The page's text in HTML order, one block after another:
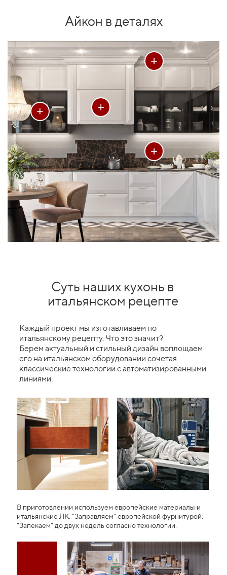
Айкон в деталях
+
+
+
+
Суть наших кухонь в
итальянском рецепте
Каждый проект мы изготавливаем по
итальянскому рецепту. Что это значит?
Берем актуальный и стильный дизайн воплощаем
его на итальянском оборудовании сочетая
классические технологии с автоматизированными
линиями.
В приготовлении используем европейские материалы и
итальянские ЛК. "Заправляем" европейской фурнитурой.
"Запекаем" до двух недель согласно технологии.